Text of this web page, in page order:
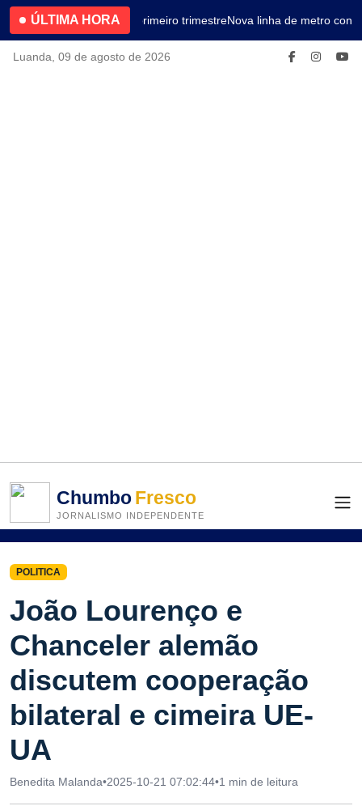
ÚLTIMA HORA4.2% no primeiro trimestreNova linha de metro
Luanda, 09 de agosto de 2026
ChumboFresco
JORNALISMO INDEPENDENTE
POLITICA
João Lourenço e
Chanceler alemão
discutem cooperação
bilateral e cimeira UE-
UA
Benedita Malanda•2025-10-21 07:02:44•1 min de leitura